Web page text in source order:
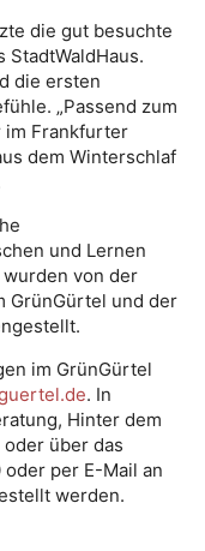
die gut besuchte
die ersten
„Passend zum
im Frankfurter
dem Winterschlaf
und Lernen
von der
GrünGürtel und der
im GrünGürtel
. In
Hinter dem
über das
per E-Mail an
werden.